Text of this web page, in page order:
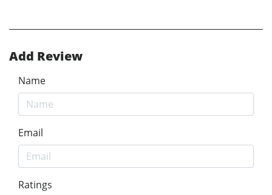
Add Review
Name
Email
Ratings